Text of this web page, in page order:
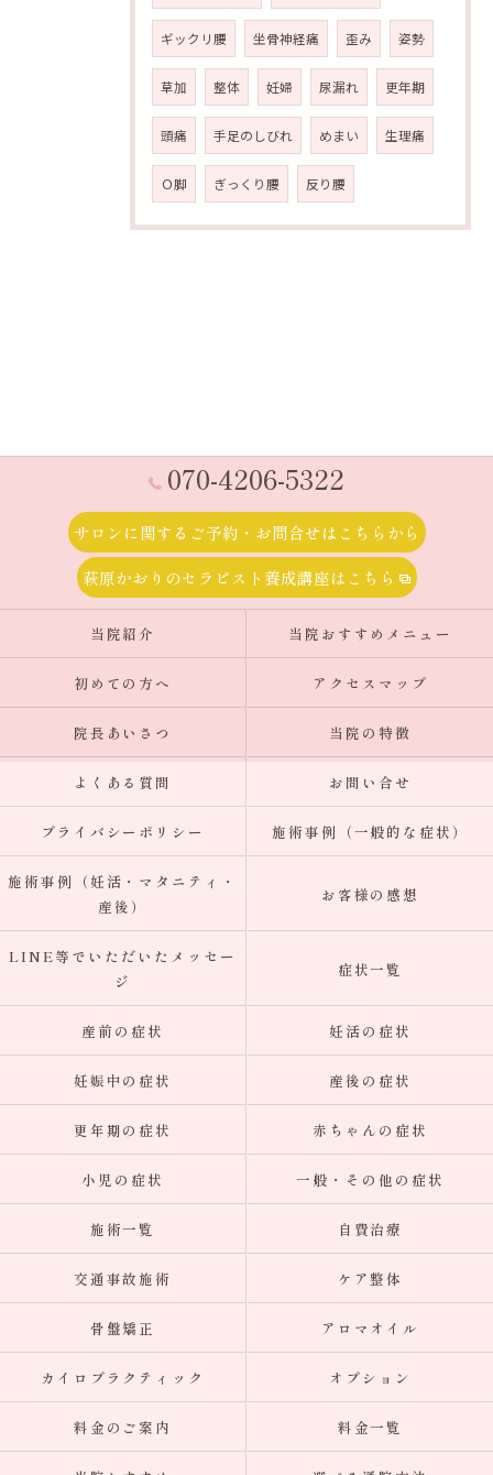
ギックリ腰 坐骨神経痛 歪み 姿勢
草加 整体 妊婦 尿漏れ 更年期
頭痛 手足のしびれ めまい 生理痛
Ｏ脚 ぎっくり腰 反り腰
070-4206-5322
サロンに関するご予約・お問合せはこちらから
萩原かおりのセラピスト養成講座はこちら
当院紹介 当院おすすめメニュー
初めての方へ アクセスマップ
院長あいさつ 当院の特徴
よくある質問 お問い合せ
プライバシーポリシー 施術事例（一般的な症状）
施術事例（妊活・マタニティ・
産後）
お客様の感想
LINE等でいただいたメッセー
ジ
症状一覧
産前の症状 妊活の症状
妊娠中の症状 産後の症状
更年期の症状 赤ちゃんの症状
小児の症状 一般・その他の症状
施術一覧 自費治療
交通事故施術 ケア整体
骨盤矯正 アロマオイル
カイロプラクティック オプション
料金のご案内 料金一覧